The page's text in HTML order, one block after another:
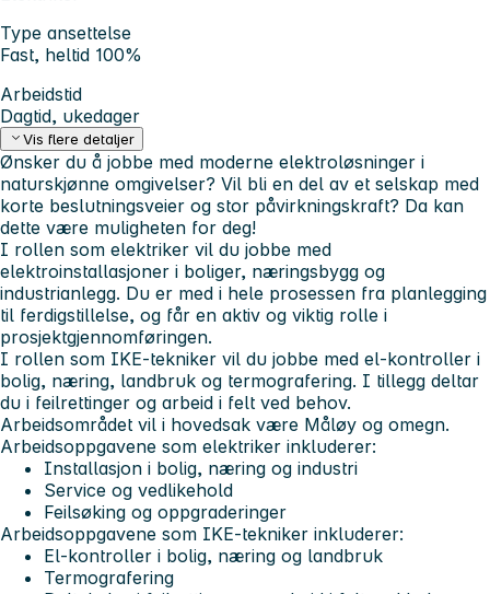
Type ansettelse
Fast, heltid 100%
Arbeidstid
Dagtid, ukedager
Vis flere detaljer
Ønsker du å jobbe med moderne elektroløsninger i
naturskjønne omgivelser? Vil bli en del av et selskap med
korte beslutningsveier og stor påvirkningskraft? Da kan
dette være muligheten for deg!
I rollen som elektriker vil du jobbe med
elektroinstallasjoner i boliger, næringsbygg og
industrianlegg. Du er med i hele prosessen fra planlegging
til ferdigstillelse, og får en aktiv og viktig rolle i
prosjektgjennomføringen.
I rollen som IKE-tekniker vil du jobbe med el-kontroller i
bolig, næring, landbruk og termografering. I tillegg deltar
du i feilrettinger og arbeid i felt ved behov.
Arbeidsområdet vil i hovedsak være Måløy og omegn.
Arbeidsoppgavene som elektriker inkluderer:
Installasjon i bolig, næring og industri
Service og vedlikehold
Feilsøking og oppgraderinger
Arbeidsoppgavene som IKE-tekniker inkluderer:
El-kontroller i bolig, næring og landbruk
Termografering